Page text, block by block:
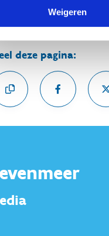
Weigeren
deze pagina: